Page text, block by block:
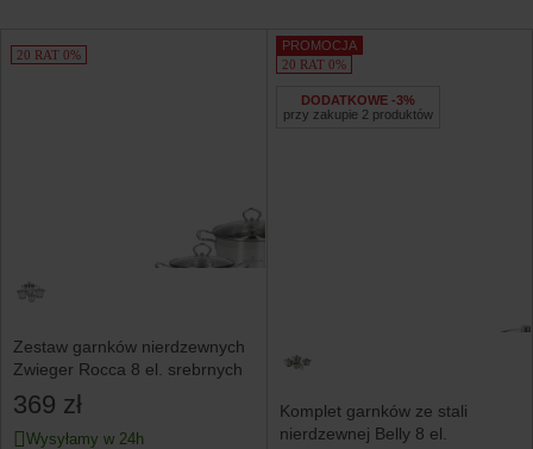
Produkty
20 RAT 0%
Zestaw garnków nierdzewnych
Zwieger Rocca 8 el. srebrnych
369 zł
Wysyłamy w 24h
PROMOCJA
20 RAT 0%
DODATKOWE -3%
przy zakupie 2 produktów
Komplet garnków ze stali
nierdzewnej Belly 8 el.